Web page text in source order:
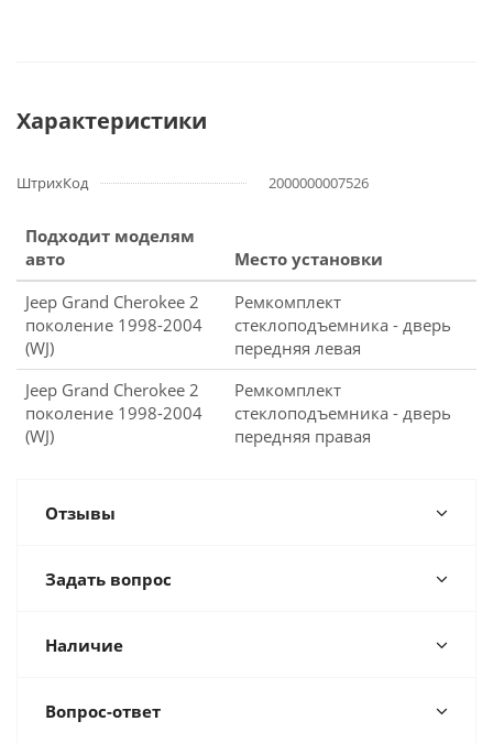
Характеристики
ШтрихКод 2000000007526
Подходит моделям
авто
Место установки
Jeep Grand Cherokee 2
поколение 1998-2004
(WJ)
Ремкомплект
стеклоподъемника - дверь
передняя левая
Jeep Grand Cherokee 2
поколение 1998-2004
(WJ)
Ремкомплект
стеклоподъемника - дверь
передняя правая
Отзывы
Задать вопрос
Наличие
Вопрос-ответ